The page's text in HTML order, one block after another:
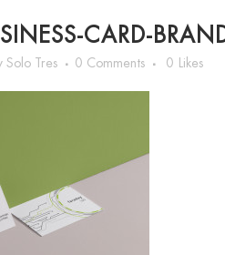
CARD-
Solo Tres 0 Comments 0 Likes